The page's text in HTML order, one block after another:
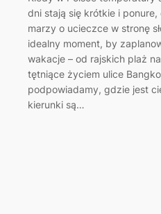
dni stają się krótkie i
marzy o ucieczce w stronę
idealny moment, by
wakacje – od rajskich plaż
tętniące życiem ulice
podpowiadamy, gdzie jest
kierunki są…